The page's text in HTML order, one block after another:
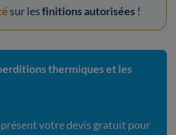
sur lesfinitions autorisées !
thermiques et les
présent votre devis gratuit pour